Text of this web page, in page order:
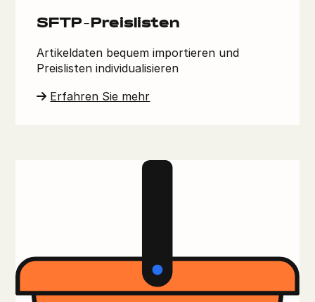
SFTP-Preislisten
Artikeldaten bequem importieren und
Preislisten individualisieren
Erfahren Sie mehr